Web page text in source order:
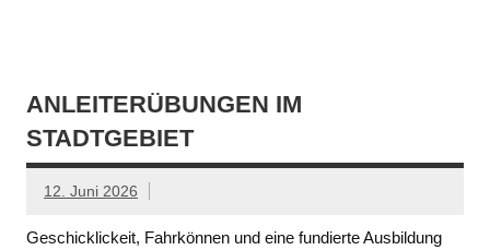
ANLEITERÜBUNGEN IM
STADTGEBIET
12. Juni 2026
Geschicklickeit, Fahrkönnen und eine fundierte Ausbildung